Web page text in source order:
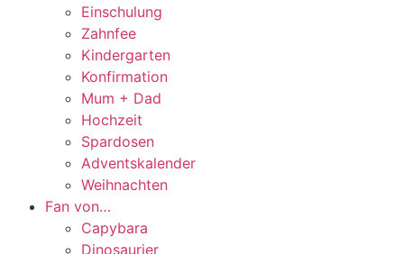
Einschulung
Zahnfee
Kindergarten
Konfirmation
Mum + Dad
Hochzeit
Spardosen
Adventskalender
Weihnachten
Fan von…
Capybara
Dinosaurier